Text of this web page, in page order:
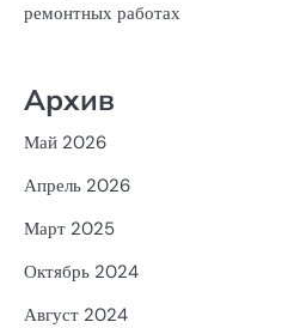
ремонтных работах
Архив
Май 2026
Апрель 2026
Март 2025
Октябрь 2024
Август 2024